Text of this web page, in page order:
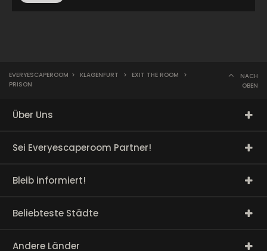
EVERYESCAPEROOM > KLAGENFURT > EXIT THE ROOM
>
PRISON
NACH
OBEN
Über Uns
Sei Everyescaperoom Partner!
Bleib informiert!
Beliebteste Städte
Andere Länder